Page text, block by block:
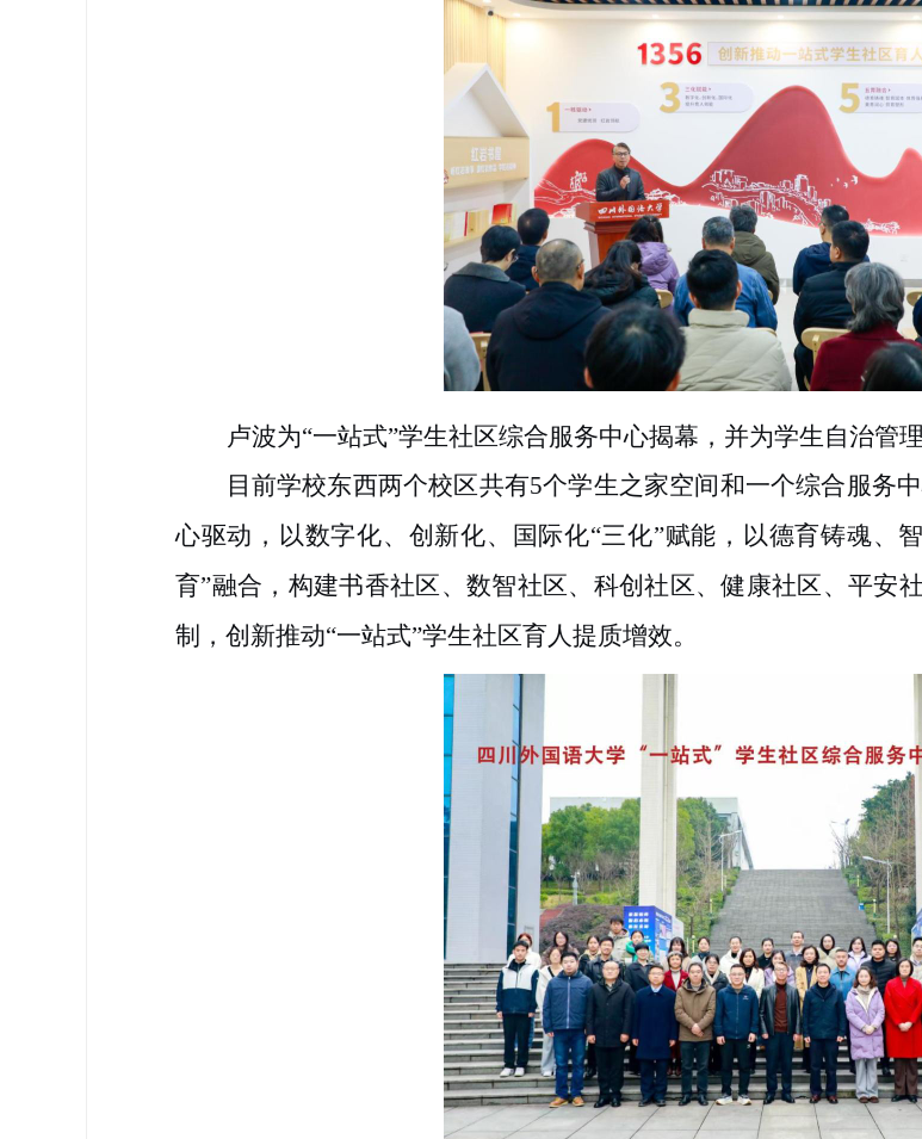
卢波为“一站式”学生社区综合服务中心揭幕，并为学生自治管理
目前学校东西两个校区共有5个学生之家空间和一个综合服务
心驱动，以数字化、创新化、国际化“三化”赋能，以德育铸魂、
育”融合，构建书香社区、数智社区、科创社区、健康社区、平安
制，创新推动“一站式”学生社区育人提质增效。